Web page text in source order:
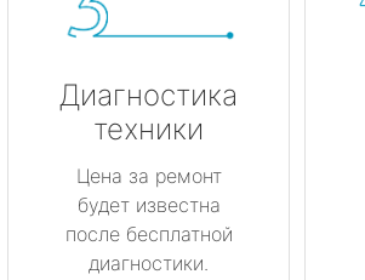
Диагностика
техники
Цена за ремонт
будет известна
после бесплатной
диагностики.